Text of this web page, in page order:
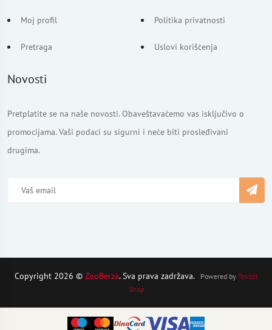
Moj profil
Pretraga
Politika privatnosti
Uslovi korišćenja
Novosti
Pretplatite se na naše novosti. Obaveštavaćemo vas isključivo o
promocijama. Vaši podaci su sigurni i neće biti prosleđivani
drugima.
Copyright 2026 © ZooBerza. Sva prava zadržava. Powered by Tekstil
Shop